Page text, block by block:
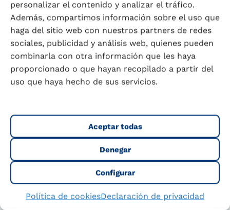
personalizar el contenido y analizar el tráfico.
Además, compartimos información sobre el uso que
haga del sitio web con nuestros partners de redes
sociales, publicidad y análisis web, quienes pueden
combinarla con otra información que les haya
proporcionado o que hayan recopilado a partir del
uso que haya hecho de sus servicios.
Aceptar todas
Denegar
Configurar
Política de cookiesDeclaración de privacidad
La lactancia en tándem requiere mantener las
medidas habituales de higiene. Si el lactante
mayor presenta una lesión por herpes (labial o
en otra localización), no debe ser amamantado,
para evitar el contagio del recién nacido. Del
mismo modo en caso de una candidiasis o
al bebé y viceversa, o de algunas infecciones
graves, altamente contagiosas, es conveniente
que cada hermano tenga un pecho reservado
En cuanto a las medidas preventivas para las
infecciones de la glándula mamaria o su pezón,